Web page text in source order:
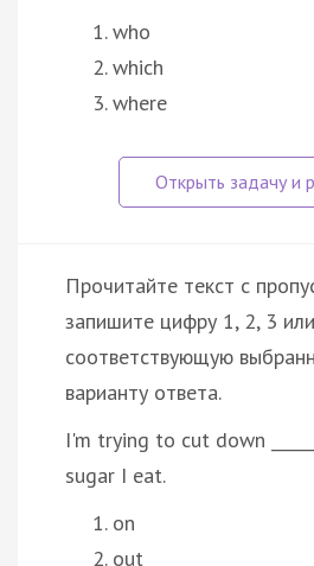
who
which
where
Прочитайте текст с
запишите цифру 1, 2, 3
соответствующую
варианту ответа.
I'm trying to cut down
sugar I eat.
on
out